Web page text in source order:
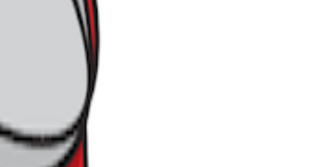
시 가져오는 계기
않다는 점에서,
도의 대규모 물류
당한 시너지 효
한 빠르게 입점
용품 구매를 완